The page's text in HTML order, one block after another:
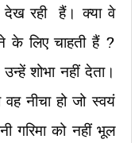
देख रही हैं। क्या वे
के लिए चाहती हैं ?
शोभा नहीं देता।
नीचा हो जो स्वयं
गरिमा को नहीं भूल